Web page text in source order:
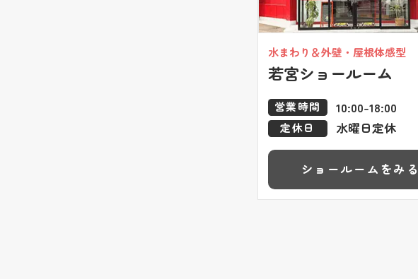
水まわり＆外壁・屋根体感型
若宮ショールーム
営業時間 10:00-18:00
定休日 水曜日定休
ショールームをみる